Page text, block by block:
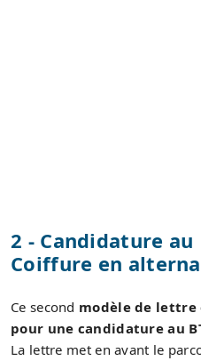
2 - Candidature au
Coiffure en
Ce second modèle de lettre
pour une candidature au
La lettre met en avant le